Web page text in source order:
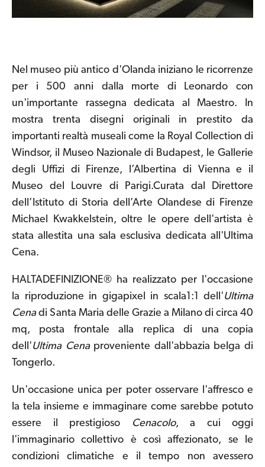
Nel museo più antico d'Olanda iniziano le ricorrenze
per i 500 anni dalla morte di Leonardo con
un'importante rassegna dedicata al Maestro. In
mostra trenta disegni originali in prestito da
importanti realtà museali come la Royal Collection di
Windsor, il Museo Nazionale di Budapest, le Gallerie
degli Uffizi di Firenze, l’Albertina di Vienna e il
Museo del Louvre di Parigi.Curata dal Direttore
dell’Istituto di Storia dell’Arte Olandese di Firenze
Michael Kwakkelstein, oltre le opere dell'artista è
stata allestita una sala esclusiva dedicata all'Ultima
Cena.
HALTADEFINIZIONE® ha realizzato per l'occasione
la riproduzione in gigapixel in scala1:1 dell'Ultima
Cenadi Santa Maria delle Grazie a Milano di circa 40
mq, posta frontale alla replica di una copia
dell'Ultima Cenaproveniente dall'abbazia belga di
Tongerlo.
Un'occasione unica per poter osservare l'affresco e
la tela insieme e immaginare come sarebbe potuto
essere il prestigioso
Cenacolo, a cui oggi
l'immaginario collettivo è così affezionato, se le
condizioni climatiche e il tempo non avessero